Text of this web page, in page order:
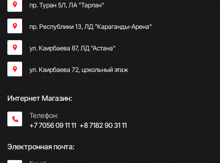
пр. Туран 5/1, ЛА "Тарлан"
пр. Республики 13, ​ЛД "Караганды-Арена"
ул. Каирбаева 87, ЛД "Астана"
ул. Каирбаева 72, цокольный этаж
Интернет Магазин:
Телефон:
+7 7056 09 11 11; +8 7182 90 31 11
Электронная почта: